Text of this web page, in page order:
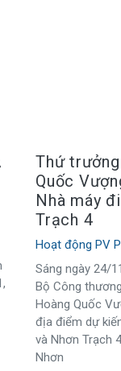
Thứ
Quốc
Nhà máy
Trạch 4
Hoạt động PV
Sáng ngày 24/
Bộ Công
Hoàng Quốc
địa điểm dự
và Nhơn Trạch
Nhơn